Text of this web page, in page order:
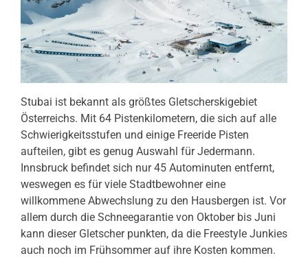
Stubai ist bekannt als größtes Gletscherskigebiet
Österreichs. Mit 64 Pistenkilometern, die sich auf alle
Schwierigkeitsstufen und einige Freeride Pisten
aufteilen, gibt es genug Auswahl für Jedermann.
Innsbruck befindet sich nur 45 Autominuten entfernt,
weswegen es für viele Stadtbewohner eine
willkommene Abwechslung zu den Hausbergen ist. Vor
allem durch die Schneegarantie von Oktober bis Juni
kann dieser Gletscher punkten, da die Freestyle Junkies
auch noch im Frühsommer auf ihre Kosten kommen.